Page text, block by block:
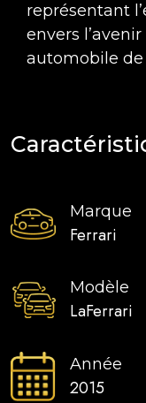
représentant
envers
automobile de
Marque
Ferrari
Modèle
LaFerrari
Année
2015